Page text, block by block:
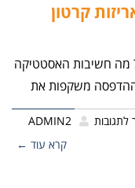
קרטון
מה חשיבות האסטטיקה
משקפות את
לתגובות
ADMIN2
קרא עוד ←